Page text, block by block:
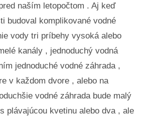
naším letopočtom . Aj keď
budoval komplikované vodné
vody tri príbehy vysoká alebo
kanály , jednoduchý vodná
jednoduché vodné záhrada ,
v každom dvore , alebo na
vodné záhrada bude malý
plávajúcou kvetinu alebo dva , ale